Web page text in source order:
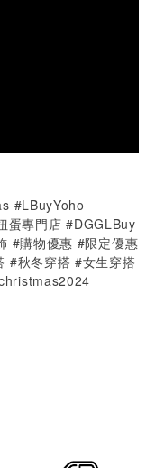
#LBuyYoho
蛋專門店 #DGGLBuy
#購物優惠 #限定優惠
#秋冬穿搭 #女生穿搭